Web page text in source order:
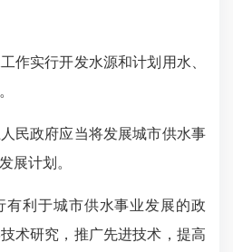
实行开发水源和计划用水、
政府应当将发展城市供水事
展计划。
于城市供水事业发展的政
术研究，推广先进技术，提高